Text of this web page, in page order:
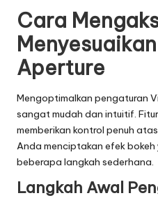
Cara
Aperture
Mengoptimalkan pengaturan
sangat mudah dan intuitif.
memberikan kontrol penuh
Anda menciptakan efek
beberapa langkah sederhana.
Langkah Awal